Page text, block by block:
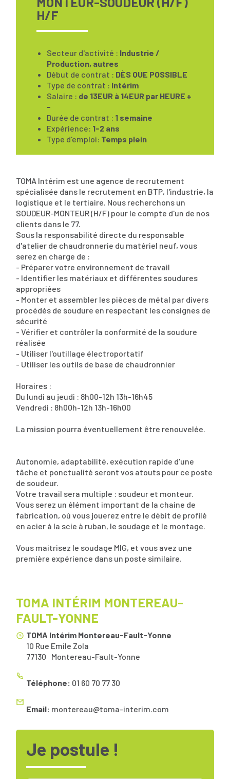
H/F
Secteur d'activité : Industrie /
Production, autres
Début de contrat : DÈS QUE POSSIBLE
Type de contrat : Intérim
Salaire : de 13EUR à 14EUR par HEURE +
-
Durée de contrat : 1 semaine
Expérience: 1-2 ans
Type d'emploi: Temps plein
TOMA Intérim est une agence de recrutement
spécialisée dans le recrutement en BTP, l'industrie, la
logistique et le tertiaire. Nous recherchons un
SOUDEUR-MONTEUR (H/F) pour le compte d'un de nos
clients dans le 77.
Sous la responsabilité directe du responsable
d'atelier de chaudronnerie du matériel neuf, vous
serez en charge de :
- Préparer votre environnement de travail
- Identifier les matériaux et différentes soudures
appropriées
- Monter et assembler les pièces de métal par divers
procédés de soudure en respectant les consignes de
sécurité
- Vérifier et contrôler la conformité de la soudure
réalisée
- Utiliser l'outillage électroportatif
- Utiliser les outils de base de chaudronnier
Horaires :
Du lundi au jeudi : 8h00-12h 13h-16h45
Vendredi : 8h00h-12h 13h-16h00
La mission pourra éventuellement être renouvelée.
Autonomie, adaptabilité, exécution rapide d'une
tâche et ponctualité seront vos atouts pour ce poste
de soudeur.
Votre travail sera multiple : soudeur et monteur.
Vous serez un élément important de la chaine de
fabrication, où vous jouerez entre le débit de profilé
en acier à la scie à ruban, le soudage et le montage.
Vous maitrisez le soudage MIG, et vous avez une
première expérience dans un poste similaire.
TOMA INTÉRIM MONTEREAU-
FAULT-YONNE
TOMA Intérim Montereau-Fault-Yonne
10 Rue Emile Zola
Montereau-Fault-Yonne
77130
Téléphone: 01 60 70 77 30
Email: montereau@toma-interim.com
Je postule !